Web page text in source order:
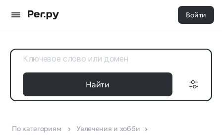
Войти
Найти
Доменные
Дата регистрации
По категориям Увлечения и хобби